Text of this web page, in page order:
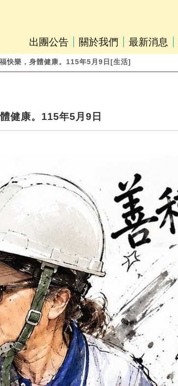
出團公告 關於我們 最新消息
快樂，身體健康。115年5月9日[生活]
健康。115年5月9日